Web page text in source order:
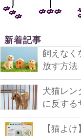
新着記事
飼えなく
放す方法
犬猫レン
に反する
【猫よ